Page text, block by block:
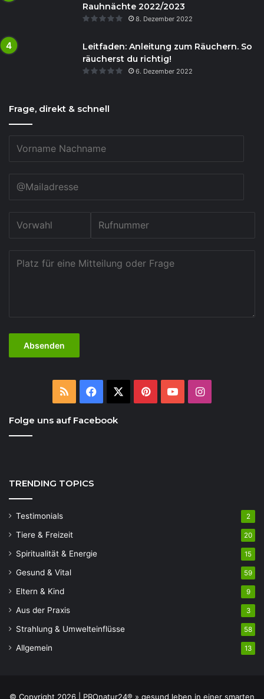
Rauhnächte 2022/2023
8. Dezember 2022
Leitfaden: Anleitung zum Räuchern. So
räucherst du richtig!
6. Dezember 2022
Frage, direkt & schnell
RSS Facebook PinterestYouTubeInstagram
Folge uns auf Facebook
TRENDING TOPICS
Testimonials 2
Tiere & Freizeit 20
Spiritualität & Energie 15
Gesund & Vital 59
Eltern & Kind 9
Aus der Praxis 3
Strahlung & Umwelteinflüsse 58
Allgemein 13
© Copyright 2026 | PROnatur24® » gesund leben in einer smarten